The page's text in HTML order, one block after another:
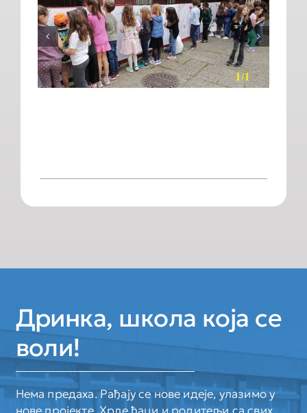
Дринка, школа која се
воли!
Нема предаха. Рађају се нове идеје, улазимо у